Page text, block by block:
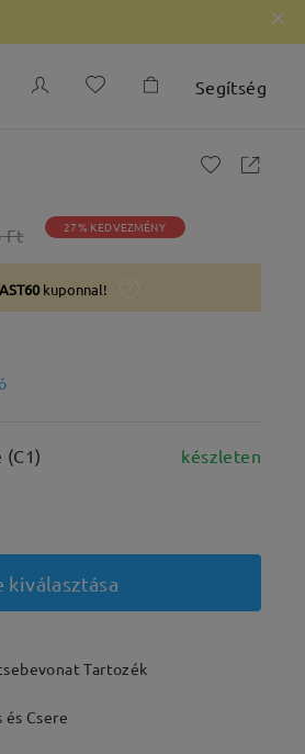
Segítség
Ft 27% KEDVEZMÉNY
kuponnal!
(C1) készleten
kiválasztása
Tartozék
Csere